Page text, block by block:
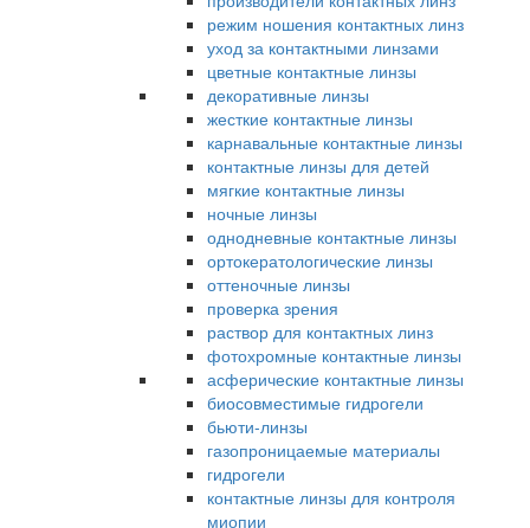
режим ношения контактных линз
уход за контактными линзами
цветные контактные линзы
декоративные линзы
жесткие контактные линзы
карнавальные контактные линзы
контактные линзы для детей
мягкие контактные линзы
ночные линзы
однодневные контактные линзы
ортокератологические линзы
оттеночные линзы
проверка зрения
раствор для контактных линз
фотохромные контактные линзы
асферические контактные линзы
биосовместимые гидрогели
бьюти-линзы
газопроницаемые материалы
гидрогели
контактные линзы для контроля
миопии